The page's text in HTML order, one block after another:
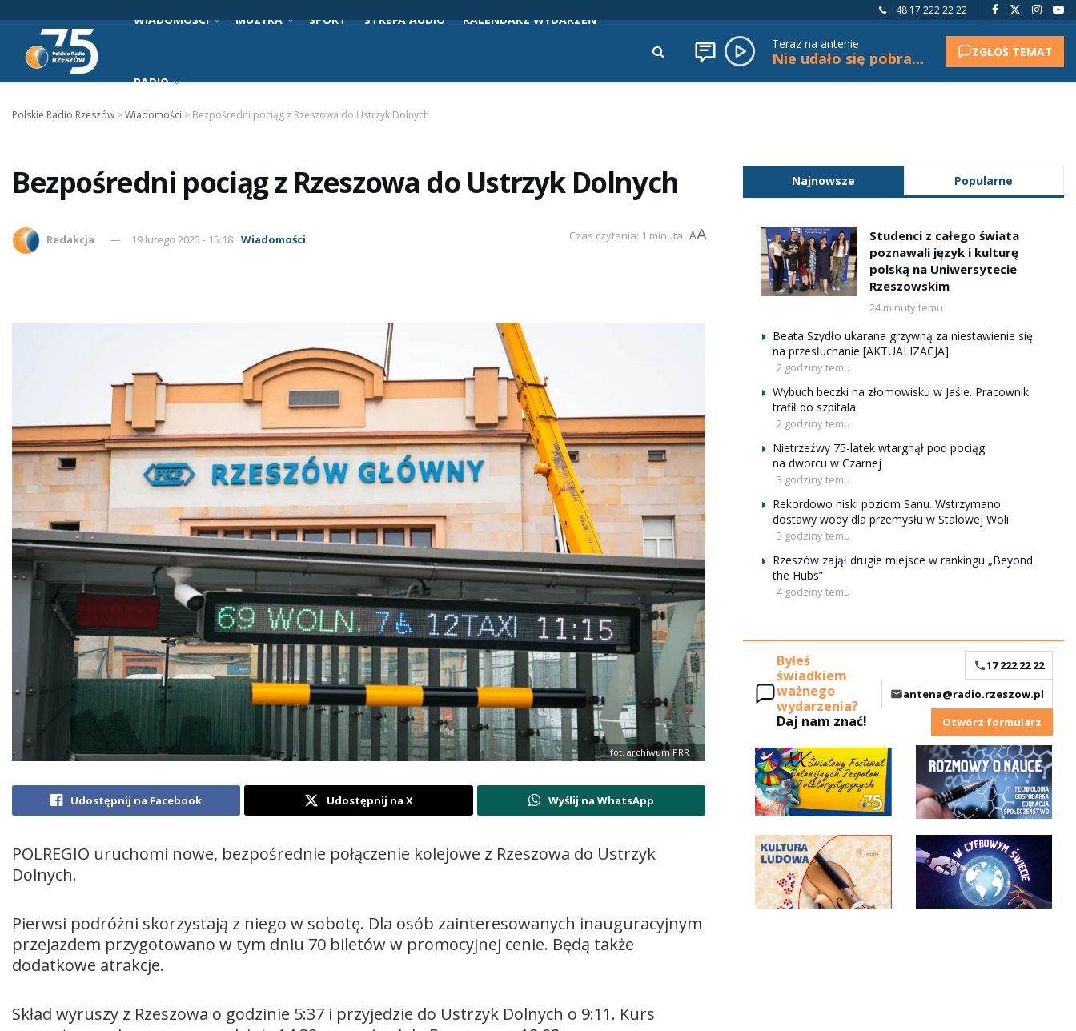
+48 17 222 22 22
WIADOMOŚCI MUZYKA SPORT STREFA AUDIO KALENDARZ WYDARZEŃ
RADIO
Teraz na antenie
Nie udało się pobrać tytułu. ZGŁOŚ TEMAT
Polskie Radio Rzeszów >Wiadomości > Bezpośredni pociąg z Rzeszowa do Ustrzyk Dolnych
Bezpośredni pociąg z Rzeszowa do Ustrzyk Dolnych
Redakcja 19 lutego 2025 - 15:18 Wiadomości Czas czytania: 1 minuta AA
fot. archiwum PRR
Udostępnij na Facebook Udostępnij na X Wyślij na WhatsApp
POLREGIO uruchomi nowe, bezpośrednie połączenie kolejowe z Rzeszowa do Ustrzyk
Dolnych.
Pierwsi podróżni skorzystają z niego w sobotę. Dla osób zainteresowanych inauguracyjnym
przejazdem przygotowano w tym dniu 70 biletów w promocyjnej cenie. Będą także
dodatkowe atrakcje.
Skład wyruszy z Rzeszowa o godzinie 5:37 i przyjedzie do Ustrzyk Dolnych o 9:11. Kurs
Najnowsze Popularne
Studenci z całego świata
poznawali język i kulturę
polską na Uniwersytecie
Rzeszowskim
24 minuty temu
Beata Szydło ukarana grzywną za niestawienie się
na przesłuchanie [AKTUALIZACJA]
2 godziny temu
Wybuch beczki na złomowisku w Jaśle. Pracownik
trafił do szpitala
2 godziny temu
Nietrzeźwy 75-latek wtargnął pod pociąg
na dworcu w Czarnej
3 godziny temu
Rekordowo niski poziom Sanu. Wstrzymano
dostawy wody dla przemysłu w Stalowej Woli
3 godziny temu
Rzeszów zajął drugie miejsce w rankingu „Beyond
the Hubs”
4 godziny temu
Byłeś
świadkiem
ważnego
wydarzenia?
Daj nam znać!
17 222 22 22
antena@radio.rzeszow.pl
Otwórz formularz